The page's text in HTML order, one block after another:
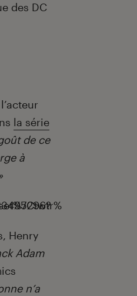
des DC
la série
de ce
à
Henry
Adam
n’a